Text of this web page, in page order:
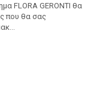
FLORA GERONTI θα
που θα σας